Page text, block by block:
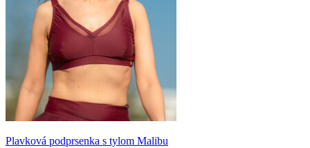
Plavková podprsenka s tylom Malibu